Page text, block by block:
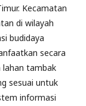
Kecamatan
di wilayah
budidaya
secara
lahan tambak
sesuai untuk
informasi